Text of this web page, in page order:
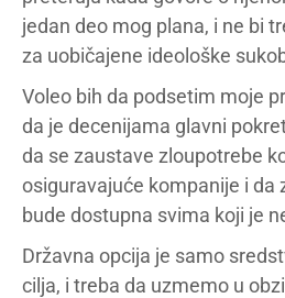
jedan deo mog plana, i ne bi
za uobičajene ideološke
Voleo bih da podsetim moje
da je decenijama glavni
da se zaustave zloupotrebe
osiguravajuće kompanije i da
bude dostupna svima koji je
Državna opcija je samo
cilja, i treba da uzmemo u